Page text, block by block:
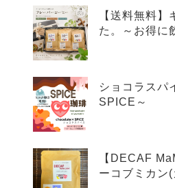
【送料無料】
た。～お得に
ショコラスパ
SPICE～
【DECAF
ーコブミカン